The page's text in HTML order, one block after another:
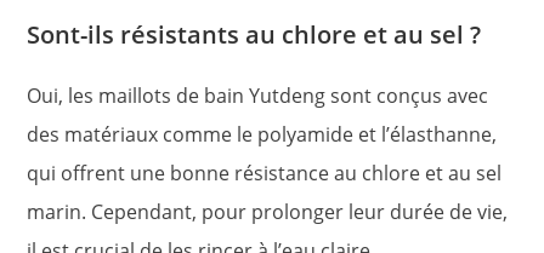
Sont-ils résistants au chlore et au sel ?
Oui, les maillots de bain Yutdeng sont conçus avec
des matériaux comme le polyamide et l’élasthanne,
qui offrent une bonne résistance au chlore et au sel
marin. Cependant, pour prolonger leur durée de vie,